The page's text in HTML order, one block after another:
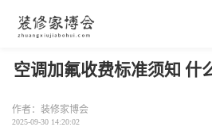
空调加氟收费标准须知 什
作者：装修家博会
2025-09-30 14:20:02